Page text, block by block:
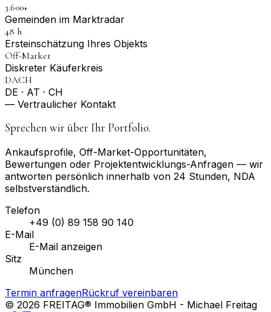
3.600+
Gemeinden im Marktradar
48 h
Erst­einschätzung Ihres Objekts
Off-Market
Diskreter Käuferkreis
DACH
DE · AT · CH
— Vertraulicher Kontakt
Sprechen wir über Ihr Portfolio.
Ankaufsprofile, Off-Market-Opportunitäten,
Bewertungen oder Projektentwicklungs-Anfragen — wir
antworten persönlich innerhalb von 24 Stunden, NDA
selbstverständlich.
Telefon
+49 (0) 89 158 90 140
E-Mail
E-Mail anzeigen
Sitz
München
Termin anfragenRückruf vereinbaren
© 2026 FREITAG® Immobilien GmbH - Michael Freitag